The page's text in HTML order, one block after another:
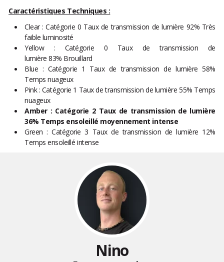
Caractéristiques Techniques :
Clear : Catégorie 0 Taux de transmission de lumière 92% Très
faible luminosité
Yellow : Catégorie 0 Taux de transmission de
lumière 83% Brouillard
Blue : Catégorie 1 Taux de transmission de lumière 58%
Temps nuageux
Pink : Catégorie 1 Taux de transmission de lumière 55% Temps
nuageux
Amber : Catégorie 2 Taux de transmission de lumière
36% Temps ensoleillé moyennement intense
Green : Catégorie 3 Taux de transmission de lumière 12%
Temps ensoleillé intense
Nino